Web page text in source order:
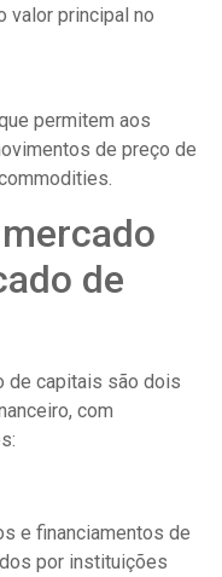
valor principal no
permitem aos
de preço de
de
de capitais são dois
com
e financiamentos de
por instituições